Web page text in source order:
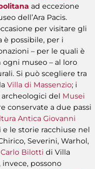
ad eccezione
dell’Ara Pacis.
per visitare gli
è possibile, per i
– per le quali è
museo – al loro
Si può scegliere tra
Villa di Massenzio; i
del Musei
conservate a due passi
Antica Giovanni
le storie racchiuse nel
Severini, Warhol,
Bilotti di Villa
possono